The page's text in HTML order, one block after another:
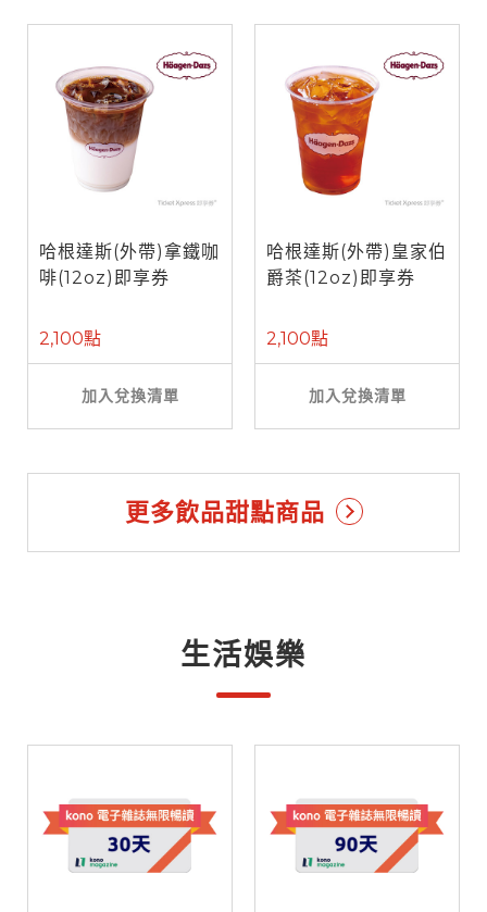
哈根達斯(外帶)拿鐵咖
啡(12oz)即享券
2,100點
加入兌換清單
哈根達斯(外帶)皇家伯
爵茶(12oz)即享券
2,100點
加入兌換清單
更多飲品甜點商品
生活娛樂